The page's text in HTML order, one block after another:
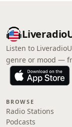
Listen to
genre or mood —
BROWSE
Radio Stations
Podcasts